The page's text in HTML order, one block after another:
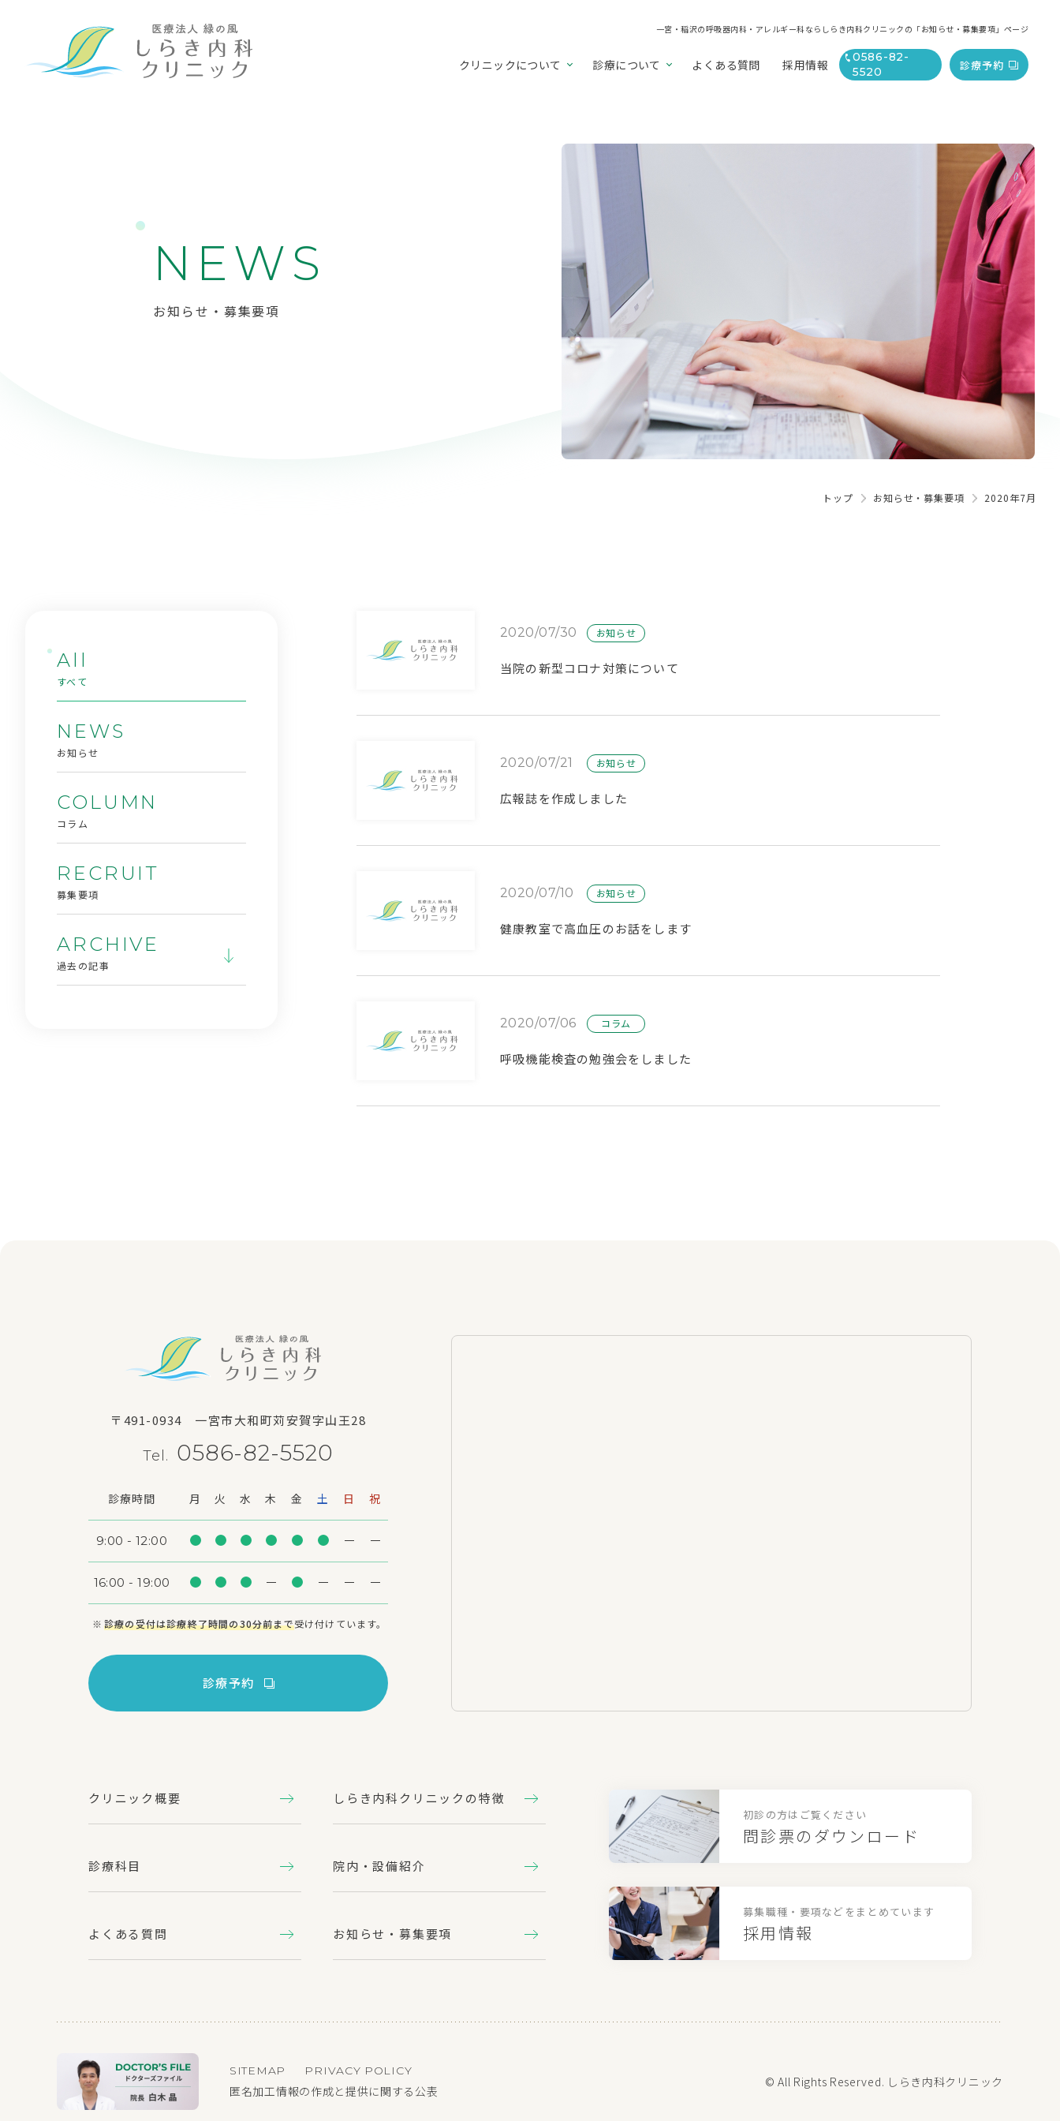
一宮・稲沢の呼吸器内科・アレルギー科ならしらき内科クリニックの「お知らせ・募集要項」ページ
クリニックについて 診療について よくある質問 採用情報 診療予約
0586-82-
5520
N EWS
お知らせ・募集要項
トップ お知らせ・募集要項 2020年7月
All
すべて
NEWS
お知らせ
COLUMN
コラム
RECRUIT
募集要項
ARCHIVE
過去の記事
2020/07/30 お知らせ
当院の新型コロナ対策について
2020/07/21 お知らせ
広報誌を作成しました
2020/07/10 お知らせ
健康教室で高血圧のお話をします
2020/07/06 コラム
呼吸機能検査の勉強会をしました
〒491-0934 一宮市大和町苅安賀字山王28
Tel. 0586-82-5520
診療時間 月 火 水 木 金 土 日 祝
9:00 - 12:00
16:00 - 19:00
診療の受付は診療終了時間の30分前まで受け付けています。
診療予約
クリニック概要 しらき内科クリニックの特徴
診療科目 院内・設備紹介
よくある質問 お知らせ・募集要項
初診の方はご覧ください
問診票のダウンロード
募集職種・要項などを まとめています
採用情報
SITEMAP PRIVACY POLICY
匿名加工情報の作成と提供に関する公表
© All Rights Reserved. しらき内科クリニック